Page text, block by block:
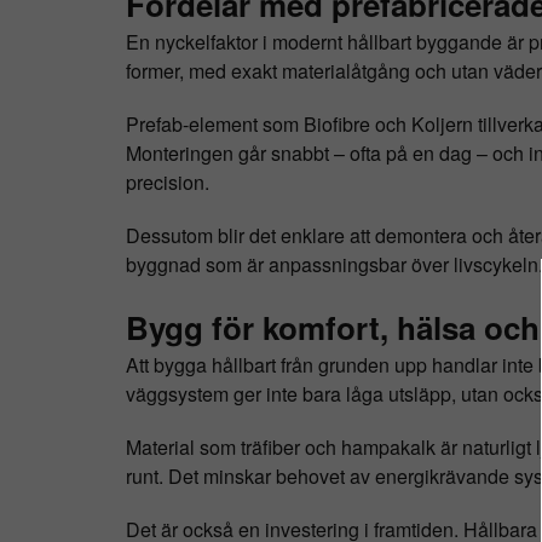
En nyckelfaktor i modernt hållbart byggande är
former, med exakt materialåtgång och utan
Prefab-element som Biofibre och Koljern
Monteringen går snabbt – ofta på en dag – och
precision.
Dessutom blir det enklare att demontera och
byggnad som är anpassningsbar över livscykeln.
Bygg för komfort, hälsa
Att bygga hållbart från grunden upp handlar
väggsystem ger inte bara låga utsläpp, utan
Material som träfiber och hampakalk är
runt. Det minskar behovet av energikrävande
Det är också en investering i framtiden.